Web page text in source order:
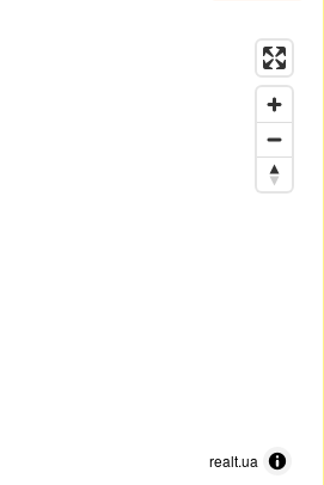
realt.ua